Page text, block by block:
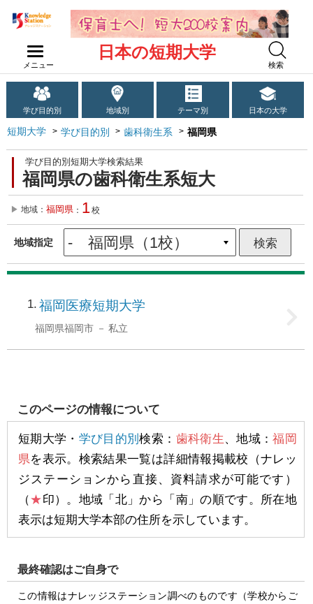
メニュー
日本の短期大学
検索
学び目的別 地域別 テーマ別 日本の大学
短期大学 学び目的別 歯科衛生系 福岡県
学び目的別短期大学検索結果
福岡県の歯科衛生系短大
地域： 福岡県 ： 1校
地域指定
1 福岡医療短期大学
福岡県福岡市 私立
このページの情報について
短期大学・ 学び目的別検索： 歯科衛生 、地域：福岡
県を表示。検索結果一覧は詳細情報掲載校（ナレッ
ジステーションから直接、資料請求が可能です）
（★印）。地域「北」から「南」の順です。所在地
表示は短期大学本部の住所を示しています。
最終確認はご自身で
この情報はナレッジステーション調べのものです（学校からご